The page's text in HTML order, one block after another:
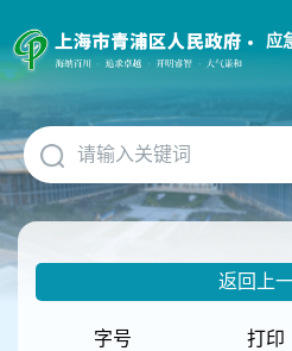
障
碍
作
说
明
跳
到
网
应
返回上
字号
打印